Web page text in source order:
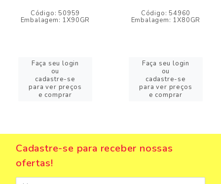
Código: 50959
Embalagem: 1X90GR
Faça seu login
ou
cadastre-se
para ver preços
e comprar
Código: 54960
Embalagem: 1X80GR
Faça seu login
ou
cadastre-se
para ver preços
e comprar
Cadastre-se para receber nossas
ofertas!